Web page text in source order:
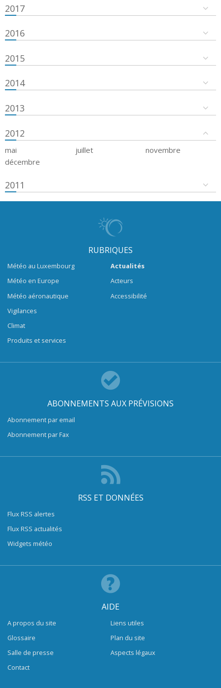
2017
2016
2015
2014
2013
2012
mai juillet
novembre
décembre
2011
RUBRIQUES
Météo au Luxembourg
Météo en Europe
Météo aéronautique
Vigilances
Climat
Produits et services
Actualités
Acteurs
Accessibilité
ABONNEMENTS AUX PRÉVISIONS
Abonnement par email
Abonnement par Fax
RSS ET DONNÉES
Flux RSS alertes
Flux RSS actualités
Widgets météo
AIDE
A propos du site
Glossaire
Salle de presse
Contact
Liens utiles
Plan du site
Aspects légaux